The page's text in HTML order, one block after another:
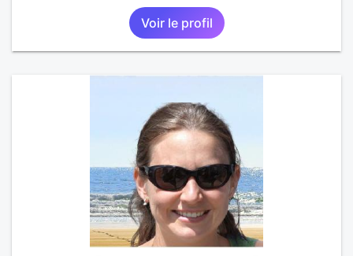
Voir le profil